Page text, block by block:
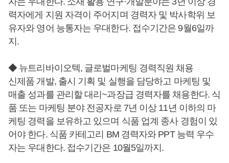
력자에게 지원 자격이 주어지며 경력자 및 박사학위 보
유자와 영어 능통자는 우대한다. 접수기간은 9월6일까
지.
◆ 뉴트리바이오텍, 글로벌마케팅 경력직원 채용
신제품 개발, 출시 기획 및 실행을 담당하고 마케팅 및
매출 성과를 관리할 대리~과장급 경력자를 채용한다. 식
품 또는 마케팅 분야 전공자로 7년 이상 11년 이하의 마
케팅 경력을 보유하고 있으며 식품 업계 종사 경험이 있
어야 한다. 식품 카테고리 BM 경력자와 PPT 능력 우수
자는 우대한다. 접수기간은 10월5일까지.